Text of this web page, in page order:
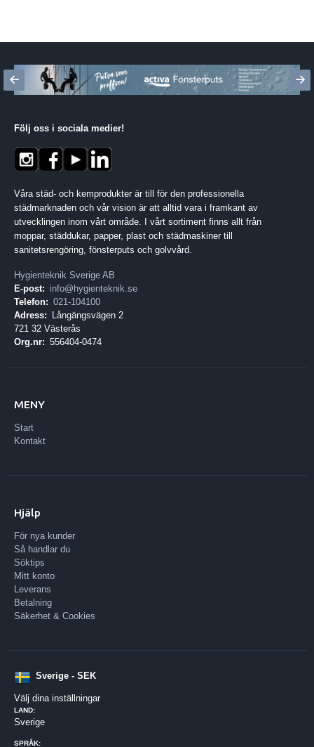
Följ oss i sociala medier!
Våra städ- och kemprodukter är till för den professionella
städmarknaden och vår vision är att alltid vara i framkant av
utvecklingen inom vårt område. I vårt sortiment finns allt från
moppar, städdukar, papper, plast och städmaskiner till
sanitetsrengöring, fönsterputs och golvvård.
Hygienteknik Sverige AB
E-post: info@hygienteknik.se
Telefon: 021-104100
Adress:
Långängsvägen 2
721 32 Västerås
Org.nr: 556404-0474
MENY
Start
Kontakt
Hjälp
För nya kunder
Så handlar du
Söktips
Mitt konto
Leverans
Betalning
Säkerhet & Cookies
Sverige - SEK
Välj dina inställningar
LAND:
Sverige
SPRÅK: